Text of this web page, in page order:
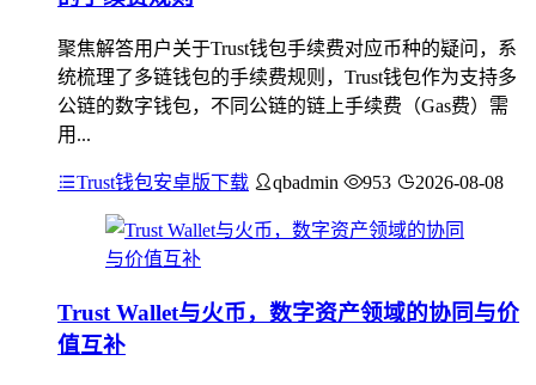
聚焦解答用户关于Trust钱包手续费对应币种的疑问，系
统梳理了多链钱包的手续费规则，Trust钱包作为支持多
公链的数字钱包，不同公链的链上手续费（Gas费）需
用...
Trust钱包安卓版下载 qbadmin 953 2026-08-08
Trust Wallet与火币，数字资产领域的协同与价
值互补